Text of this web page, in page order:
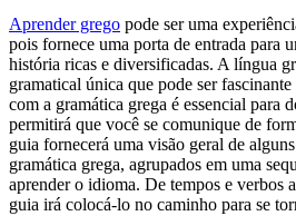
Aprender grego pode ser uma
pois fornece uma porta de entrada para
história ricas e diversificadas. A língua
gramatical única que pode ser
com a gramática grega é essencial para
permitirá que você se comunique de
guia fornecerá uma visão geral de
gramática grega, agrupados em uma
aprender o idioma. De tempos e verbos
guia irá colocá-lo no caminho para se